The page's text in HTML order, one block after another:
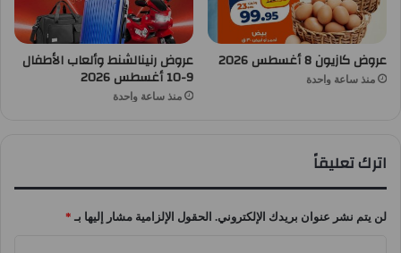
عروض كازيون 8 أغسطس 2026
منذ ساعة واحدة
عروض رنينالشنط وألعاب الأطفال
9-10 أغسطس 2026
منذ ساعة واحدة
اترك تعليقاً
لن يتم نشر عنوان بريدك الإلكتروني. الحقول الإلزامية مشار إليها بـ *